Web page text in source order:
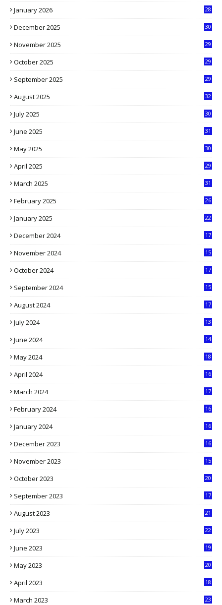
January 2026
28
December 2025
30
November 2025
29
October 2025
29
September 2025
29
August 2025
32
July 2025
30
June 2025
31
May 2025
30
April 2025
29
March 2025
31
February 2025
26
January 2025
22
December 2024
17
November 2024
15
October 2024
17
September 2024
15
August 2024
17
July 2024
13
June 2024
14
May 2024
18
April 2024
16
March 2024
17
February 2024
16
January 2024
16
December 2023
16
November 2023
15
October 2023
20
September 2023
17
August 2023
21
July 2023
22
June 2023
19
May 2023
20
April 2023
18
March 2023
23